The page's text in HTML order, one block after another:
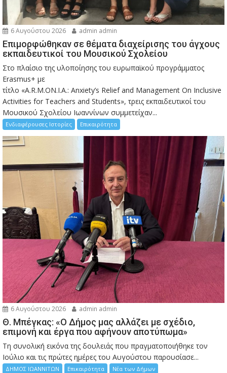
6 Αυγούστου 2026 admin admin
Eπιμορφώθηκαν σε θέματα διαχείρισης του άγχους
εκπαιδευτικοί του Μουσικού Σχολείου
Στο πλαίσιο της υλοποίησης του ευρωπαϊκού προγράμματος
Erasmus+ με
τίτλο «A.R.M.ON.I.A.: Anxiety’s Relief and Management On Inclusive
Activities for Teachers and Students», τρεις εκπαιδευτικοί του
Μουσικού Σχολείου Ιωαννίνων συμμετείχαν...
Ενδιαφέρουσες Ιστορίες Επικαιρότητα
6 Αυγούστου 2026 admin admin
Θ. Μπέγκας: «Ο Δήμος μας αλλάζει με σχέδιο,
επιμονή και έργα που αφήνουν αποτύπωμα»
Τη συνολική εικόνα της δουλειάς που πραγματοποιήθηκε τον
Ιούλιο και τις πρώτες ημέρες του Αυγούστου παρουσίασε...
ΔΗΜΟΣ ΙΩΑΝΝΙΤΩΝ Επικαιρότητα Νέα των Δήμων